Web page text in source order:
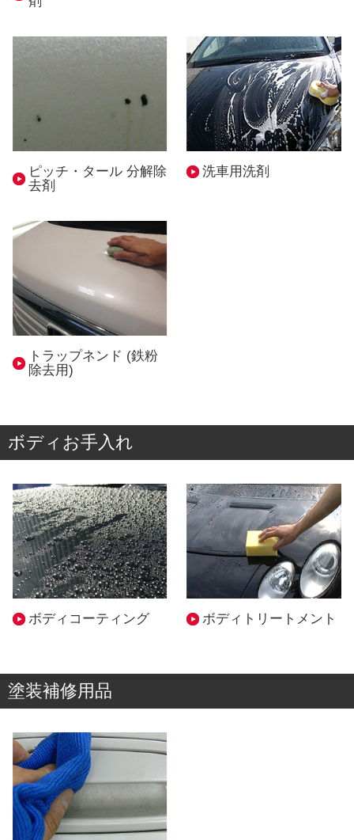
ピッチ・タール 分解除
去剤
洗車用洗剤
トラップネンド (鉄粉
除去用)
ボディお手入れ
ボディコーティング ボディトリートメント
塗装補修用品